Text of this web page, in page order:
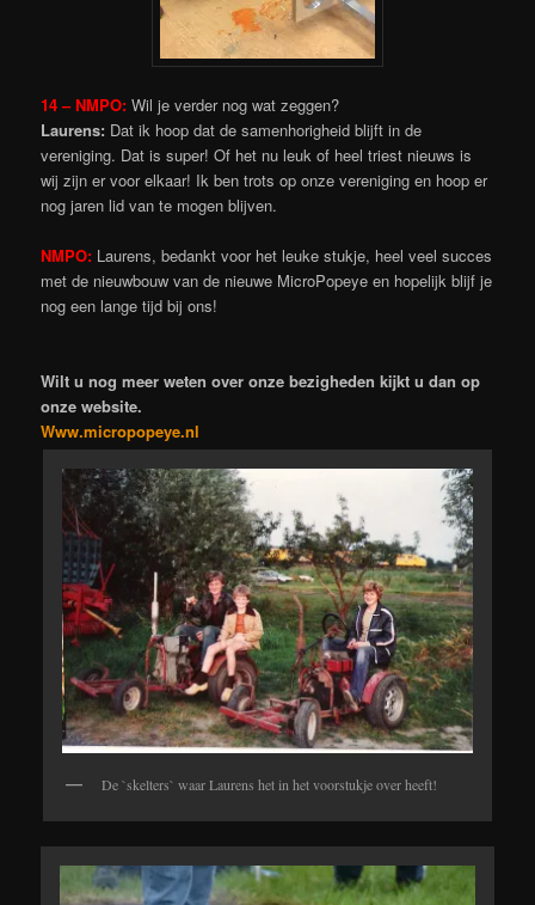
14 – NMPO: Wil je verder nog wat zeggen?
Laurens: Dat ik hoop dat de samenhorigheid blijft in de
vereniging. Dat is super! Of het nu leuk of heel triest nieuws is
wij zijn er voor elkaar! Ik ben trots op onze vereniging en hoop er
nog jaren lid van te mogen blijven.
NMPO: Laurens, bedankt voor het leuke stukje, heel veel succes
met de nieuwbouw van de nieuwe MicroPopeye en hopelijk blijf je
nog een lange tijd bij ons!
Wilt u nog meer weten over onze bezigheden kijkt u dan op
onze website.
Www.micropopeye.nl
De `skelters` waar Laurens het in het voorstukje over heeft!